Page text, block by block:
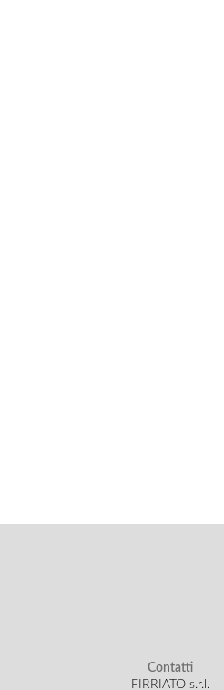
Contatti
FIRRIATO s.r.l.